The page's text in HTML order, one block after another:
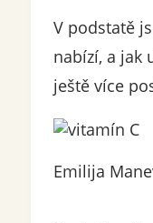
V podstatě
nabízí, a jak
ještě více
Emilija